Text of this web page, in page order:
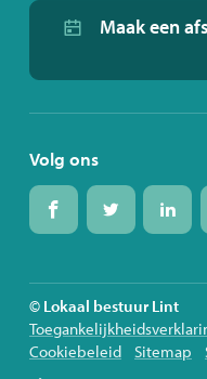
Maak een
Volg ons
Volg
ons
Volg
ons
Volg
ons
© Lokaal bestuur Lint
Cookiebeleid
Sitemap